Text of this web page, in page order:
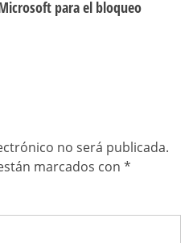
para el bloqueo
no será publicada.
marcados con *